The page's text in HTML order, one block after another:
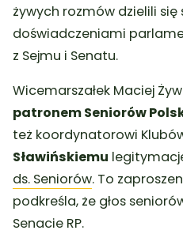
żywych rozmów dzielili się
doświadczeniami
z Sejmu i Senatu.
Wicemarszałek Maciej
patronem Seniorów
też koordynatorowi
Sławińskiemu
ds. Seniorów. To
podkreśla, że głos
Senacie RP.